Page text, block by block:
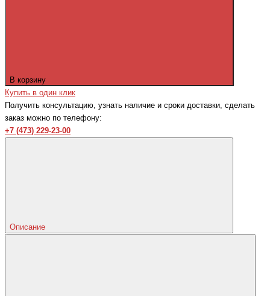
В корзину
Купить в один клик
Получить консультацию, узнать наличие и сроки доставки, сделать
заказ можно по телефону:
+7 (473) 229-23-00
Описание